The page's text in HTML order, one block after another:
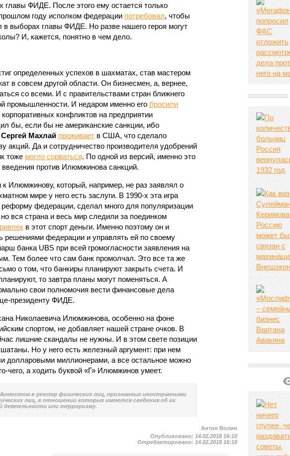
главы ФИДЕ. После этого ему остается только
году исполком федерации потребовал, чтобы
выборах главы ФИДЕ. Но разве нашего героя могут
И, кажется, понятно в чем дело.
определенных успехов в шахматах, став мастером
в совсем другой области. Он бизнесмен, а, вернее,
со всеми. И с правительствами стран ближнего
промышленности. И недаром именно его бросили
конфликтов на предприятии
бы, если бы не американские санкции, ибо
Сергей Махлай проживаетв США, что сделало
Да и сотрудничество производителя удобрений
тоже могло сорваться. По одной из версий, именно это
против Илюмжинова санкций.
Илюмжинову, который, например, не раз заявлял о
мире у него есть заслуги. В 1990-х эта игра
федерации, сделал много для популяризации
вся страна и весь мир следили за поединком
в этот спорт деньги. Именно поэтому он и
решениями федерации и управлять ей по своему
банка UBS при всей громогласности заявления на
Тем более что сам банк промолчал. Это все та же
о том, что банкиры планируют закрыть счета. И
то завтра планы могут поменяться. А
свои полномочия вести финансовые дела
президенту ФИДЕ.
Николаевича Илюмжинова, особенно на фоне
спортом, не добавляет нашей стране очков. В
лишние скандалы не нужны. И в этом свете позиции
Но у него есть железный аргумент: при нем
долларовыми миллионерами, а все остальное можно
чего, а ходить буквой «Г» Илюмжинов умеет.
в реестр физических лиц, признанных иностранными
лиц, в отношении которых имеются сведения об их
деятельности или терроризму.
Антон Волин
Опубликовано: 14.02.2018 16:10
Отредактировано: 14.02.2018 16:10